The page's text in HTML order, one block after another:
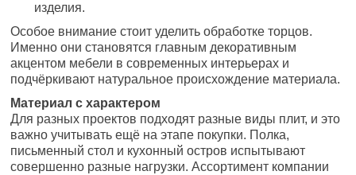
изделия.
Особое внимание стоит уделить обработке торцов.
Именно они становятся главным декоративным
акцентом мебели в современных интерьерах и
подчёркивают натуральное происхождение материала.
Материал с характером
Для разных проектов подходят разные виды плит, и это
важно учитывать ещё на этапе покупки. Полка,
письменный стол и кухонный остров испытывают
совершенно разные нагрузки. Ассортимент компании